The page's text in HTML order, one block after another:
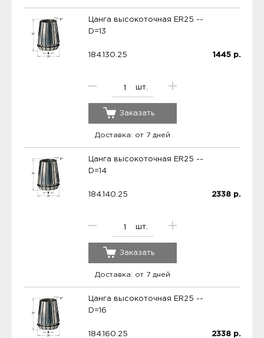
Цанга высокоточная ER25 --
D=13
184.130.25
шт.
1445 р.
Заказать
Доставка: от 7 дней
Цанга высокоточная ER25 --
D=14
184.140.25
шт.
2338 р.
Заказать
Доставка: от 7 дней
Цанга высокоточная ER25 --
D=16
184.160.25 2338 р.